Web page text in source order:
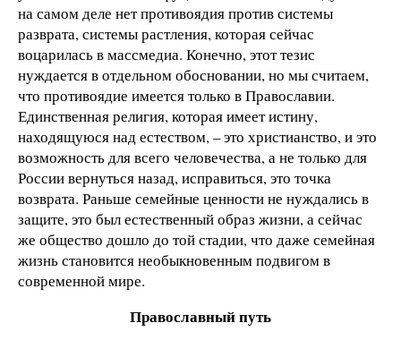
на самом деле нет противоядия против системы
разврата, системы растления, которая сейчас
воцарилась в массмедиа. Конечно, этот тезис
нуждается в отдельном обосновании, но мы считаем,
что противоядие имеется только в Православии.
Единственная религия, которая имеет истину,
находящуюся над естеством, – это христианство, и это
возможность для всего человечества, а не только для
России вернуться назад, исправиться, это точка
возврата. Раньше семейные ценности не нуждались в
защите, это был естественный образ жизни, а сейчас
же общество дошло до той стадии, что даже семейная
жизнь становится необыкновенным подвигом в
современной мире.
Православный путь